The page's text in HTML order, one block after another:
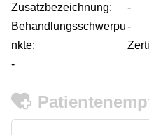
Zusatzbezeichnung:
-
Behandlungsschwerpu
nkte:
-
-